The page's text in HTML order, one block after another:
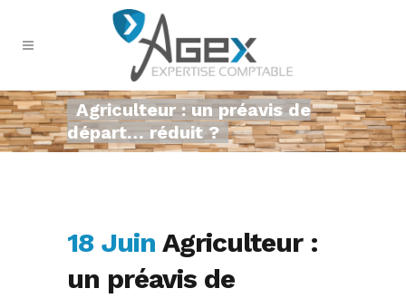
Agriculteur : un préavis de
départ… réduit ?
18 Juin Agriculteur :
un préavis de